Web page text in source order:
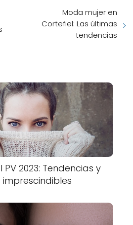
Moda mujer en
Cortefiel: Las últimas
tendencias
2023: Tendencias y
imprescindibles